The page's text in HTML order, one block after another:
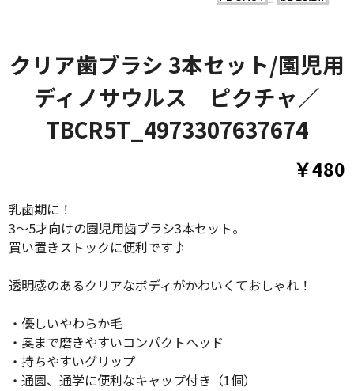
クリア歯ブラシ 3本セット/園児用
ディノサウルス ピクチャ／
TBCR5T_4973307637674
￥480
乳歯期に！
3～5才向けの園児用歯ブラシ3本セット。
買い置きストックに便利です♪
透明感のあるクリアなボディがかわいくておしゃれ！
・優しいやわらか毛
・奥まで磨きやすいコンパクトヘッド
・持ちやすいグリップ
・通園、通学に便利なキャップ付き（1個）